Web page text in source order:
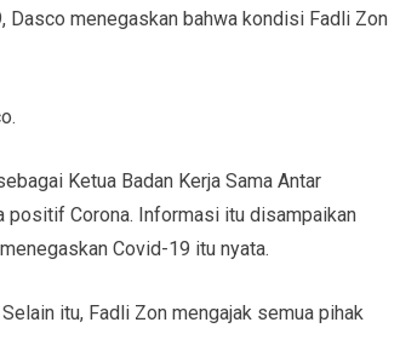
Dasco menegaskan bahwa kondisi Fadli Zon
Ketua Badan Kerja Sama Antar
positif Corona. Informasi itu disampaikan
Covid-19 itu nyata.
itu, Fadli Zon mengajak semua pihak